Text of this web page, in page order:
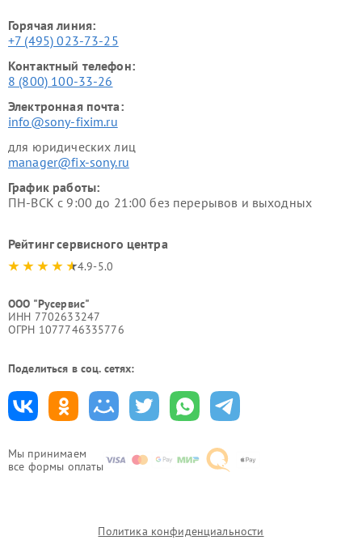
Мы принимаем
все формы оплаты
Горячая линия:
+7 (495) 023-73-25
Контактный телефон:
8 (800) 100-33-26
Электронная почта:
info@sony-fixim.ru
для юридических лиц
manager@fix-sony.ru
График работы:
ПН-ВСК с 9:00 до 21:00 без перерывов и выходных
Рейтинг сервисного центра
4.9-5.0
ООО "Русервис"
ИНН 7702633247
ОГРН 1077746335776
Поделиться в соц. сетях:
Политика конфиденциальности